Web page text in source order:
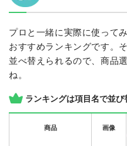
プロと一緒に実際に使って
おすすめランキングです。
並べ替えられるので、商品
ね。
ランキングは項目名で並
商品 画像